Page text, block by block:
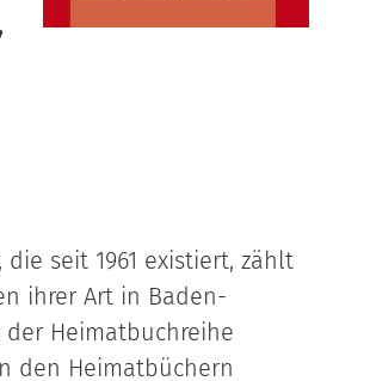
seit 1961 existiert, zählt
ihrer Art in Baden-
Heimatbuchreihe
den Heimatbüchern